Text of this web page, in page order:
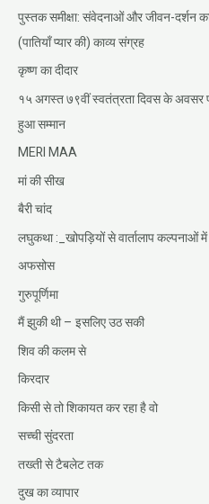
पुस्तक समीक्षा: संवेदनाओं और जीवन-दर्शन
(पातियाँ प्यार की) काव्य संग्रह
कृष्ण का दीदार
१५ अगस्त ७९वीं स्वतंत्रता दिवस के अवसर
हुआ सम्मान
MERI MAA
मां की सीख
बैरी चांद
लघुकथा :_खोपड़ियों से वार्तालाप
अफसोस
गुरुपूर्णिमा
मैं झुकी थी – इसलिए उठ सकी
शिव की कलम से
किरदार
किसी से तो शिकायत कर रहा है वो
सच्ची सुंदरता
तख्ती से टैबलेट तक
दुख का व्यापार